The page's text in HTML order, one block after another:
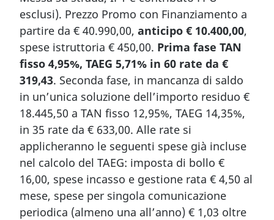
esclusi). Prezzo Promo con Finanziamento a
partire da € 40.990,00, anticipo € 10.400,00,
spese istruttoria € 450,00. Prima fase TAN
fisso 4,95%, TAEG 5,71% in 60 rate da €
319,43. Seconda fase, in mancanza di saldo
in un’unica soluzione dell’importo residuo €
18.445,50 a TAN fisso 12,95%, TAEG 14,35%,
in 35 rate da € 633,00. Alle rate si
applicheranno le seguenti spese già incluse
nel calcolo del TAEG: imposta di bollo €
16,00, spese incasso e gestione rata € 4,50 al
mese, spese per singola comunicazione
periodica (almeno una all’anno) € 1,03 oltre